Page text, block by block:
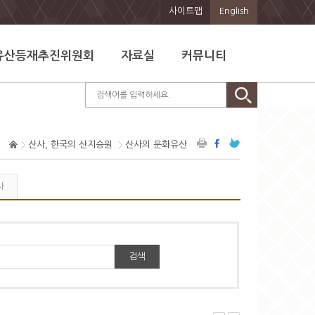
사이트맵 English
산등재추진위원회 자료실 커뮤니티
산사, 한국의 산지승원 산사의 문화유산
검색